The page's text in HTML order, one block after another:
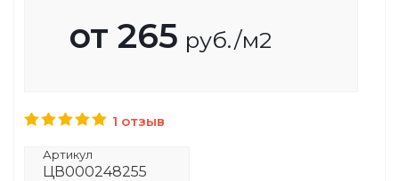
от 265 руб./м2
1 отзыв
Артикул
ЦВ000248255